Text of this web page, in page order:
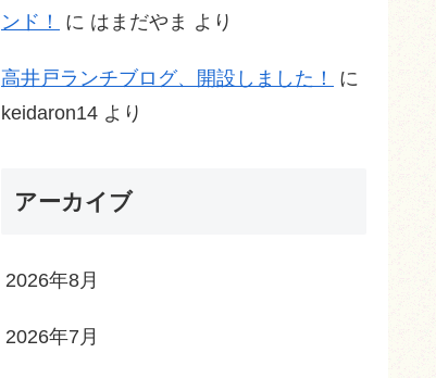
ンド！
に はまだやま より
高井戸ランチブログ、開設しました！
に
keidaron14 より
アーカイブ
2026年8月
2026年7月